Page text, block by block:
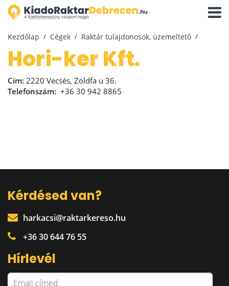
Kezdőlap Cégek Raktár tulajdonosok, üzemeltető
Hori-ker Kft.
Cím: 2220 Vecsés, Zöldfa u 36.
Telefonszám: +36 30 942 8865
Kérdésed van?
harkacsi@raktarkereso.hu
+36 30 644 76 55
Hírlevél